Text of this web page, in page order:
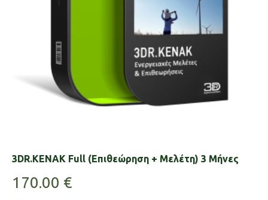
3DR.KENAK Full (Επιθεώρηση + Μελέτη) 3 Μήνες
170.00 €